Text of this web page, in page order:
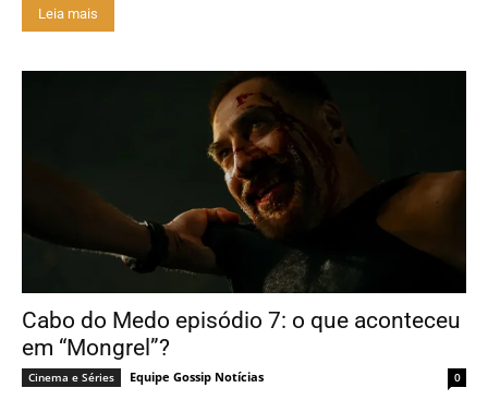
Leia mais
Cabo do Medo episódio 7: o que aconteceu
em “Mongrel”?
Cinema e Séries Equipe Gossip Notícias 0